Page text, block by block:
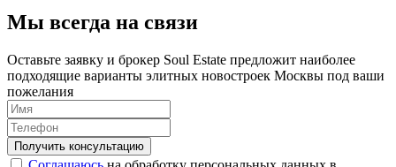
Мы всегда на связи
Оставьте заявку и брокер Soul Estate предложит наиболее
подходящие варианты элитных новостроек Москвы под ваши
пожелания